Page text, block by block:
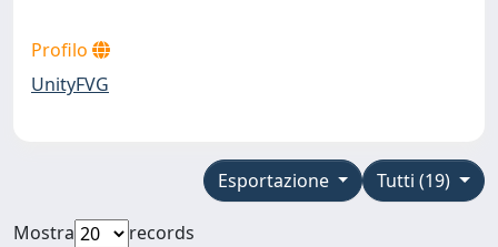
Profilo
UnityFVG
Tutti (19)
Esportazione
Mostra
records